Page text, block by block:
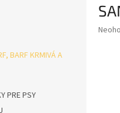
BARF KRMIVÁ A
PRE PSY